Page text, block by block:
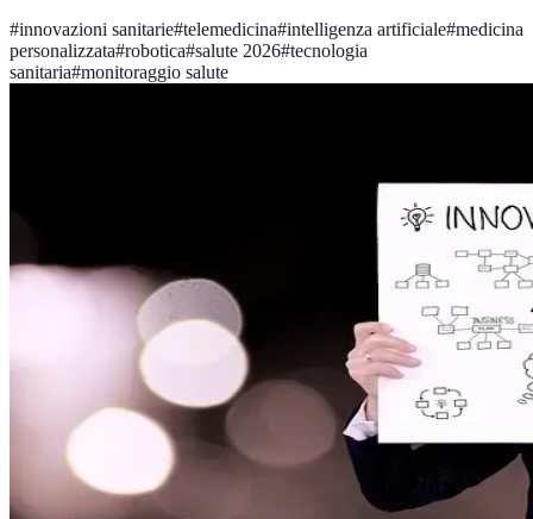
#innovazioni sanitarie#telemedicina#intelligenza artificiale#medicina
personalizzata#robotica#salute 2026#tecnologia
sanitaria#monitoraggio salute